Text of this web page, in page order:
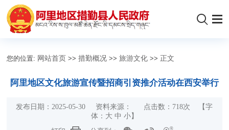
您的位置: 网站首页 >>措勤概况 >>旅游文化 >> 正文
阿里地区文化旅游宣传暨招商引资推介活动在西安举行
发布日期：2025-05-30 资料来源： 点击数： 718次
【字
体： 大 中 小】